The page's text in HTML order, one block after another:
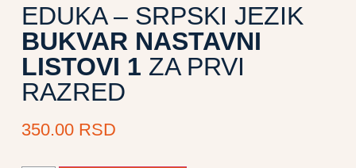
EDUKA – SRPSKI JEZIK
BUKVAR NASTAVNI
LISTOVI 1 ZA PRVI
RAZRED
350.00 RSD